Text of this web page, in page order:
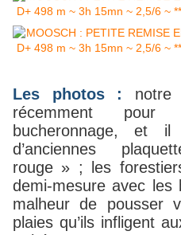
Les photos :
récemment
bucheronnage, et
d’anciennes
rouge » ; les
demi-mesure avec
malheur de pousser
plaies qu’ils infligent